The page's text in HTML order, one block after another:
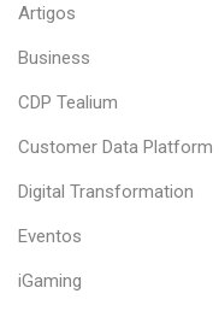
Artigos
Business
CDP Tealium
Customer Data Platform
Digital Transformation
Eventos
iGaming